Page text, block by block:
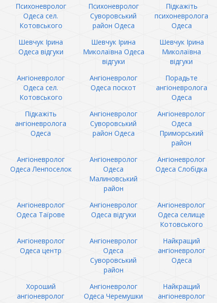
Психоневролог
Одеса сел.
Котовського
Психоневролог
Суворовський
район Одеса
Підкажіть
психоневролога
Одеса
Шевчук Ірина
Одеса відгуки
Шевчук Ірина
Миколаївна Одеса
відгуки
Шевчук Ірина
Миколаївна
відгуки
Ангіоневролог
Одеса сел.
Котовського
Ангіоневролог
Одеса поскот
Порадьте
ангіоневролога
Одеса
Підкажіть
ангіоневролога
Одеса
Ангіоневролог
Суворовський
район Одеса
Ангіоневролог
Одеса
Приморський
район
Ангіоневролог
Одеса Ленпоселок
Ангіоневролог
Одеса
Малиновський
район
Ангіоневролог
Одеса Слобідка
Ангіоневролог
Одеса Таїрове
Ангіоневролог
Одеса відгуки
Ангіоневролог
Одеса селище
Котовського
Ангіоневролог
Одеса центр
Ангіоневролог
Одеса
Суворовський
район
Найкращий
ангіоневролог
Одеса
Хороший
ангіоневролог
Ангіоневролог
Одеса Черемушки
Найкращий
ангіоневролог